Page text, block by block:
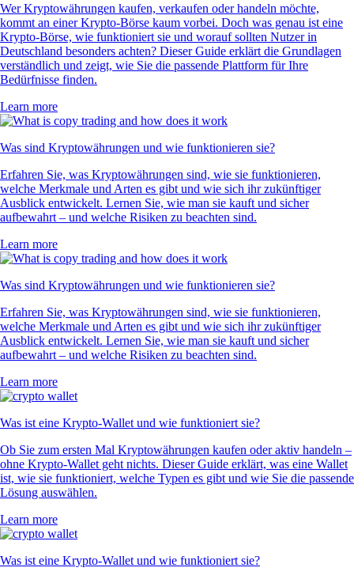
Wer Kryptowährungen kaufen, verkaufen oder handeln möchte,
kommt an einer Krypto-Börse kaum vorbei. Doch was genau ist eine
Krypto-Börse, wie funktioniert sie und worauf sollten Nutzer in
Deutschland besonders achten? Dieser Guide erklärt die Grundlagen
verständlich und zeigt, wie Sie die passende Plattform für Ihre
Bedürfnisse finden.
Learn more
Was sind Kryptowährungen und wie funktionieren sie?
Erfahren Sie, was Kryptowährungen sind, wie sie funktionieren,
welche Merkmale und Arten es gibt und wie sich ihr zukünftiger
Ausblick entwickelt. Lernen Sie, wie man sie kauft und sicher
aufbewahrt – und welche Risiken zu beachten sind.
Learn more
Was sind Kryptowährungen und wie funktionieren sie?
Erfahren Sie, was Kryptowährungen sind, wie sie funktionieren,
welche Merkmale und Arten es gibt und wie sich ihr zukünftiger
Ausblick entwickelt. Lernen Sie, wie man sie kauft und sicher
aufbewahrt – und welche Risiken zu beachten sind.
Learn more
Was ist eine Krypto-Wallet und wie funktioniert sie?
Ob Sie zum ersten Mal Kryptowährungen kaufen oder aktiv handeln –
ohne Krypto-Wallet geht nichts. Dieser Guide erklärt, was eine Wallet
ist, wie sie funktioniert, welche Typen es gibt und wie Sie die passende
Lösung auswählen.
Learn more
Was ist eine Krypto-Wallet und wie funktioniert sie?